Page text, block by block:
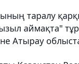
таралу
аймақта"
Атырау